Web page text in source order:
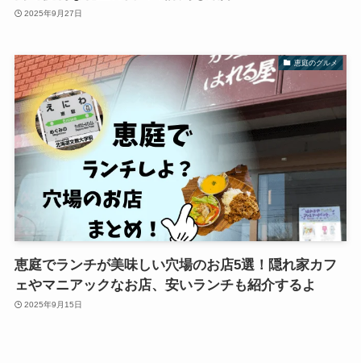
2025年9月27日
恵庭のグルメ
恵庭でランチが美味しい穴場のお店5選！隠れ家カフ
ェやマニアックなお店、安いランチも紹介するよ
2025年9月15日